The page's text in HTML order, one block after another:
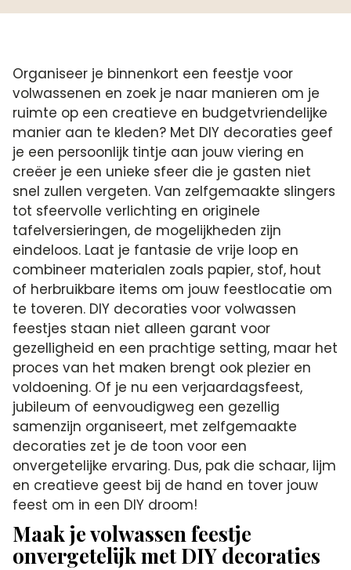
Organiseer je binnenkort een feestje voor
volwassenen en zoek je naar manieren om je
ruimte op een creatieve en budgetvriendelijke
manier aan te kleden? Met DIY decoraties geef
je een persoonlijk tintje aan jouw viering en
creëer je een unieke sfeer die je gasten niet
snel zullen vergeten. Van zelfgemaakte slingers
tot sfeervolle verlichting en originele
tafelversieringen, de mogelijkheden zijn
eindeloos. Laat je fantasie de vrije loop en
combineer materialen zoals papier, stof, hout
of herbruikbare items om jouw feestlocatie om
te toveren. DIY decoraties voor volwassen
feestjes staan niet alleen garant voor
gezelligheid en een prachtige setting, maar het
proces van het maken brengt ook plezier en
voldoening. Of je nu een verjaardagsfeest,
jubileum of eenvoudigweg een gezellig
samenzijn organiseert, met zelfgemaakte
decoraties zet je de toon voor een
onvergetelijke ervaring. Dus, pak die schaar, lijm
en creatieve geest bij de hand en tover jouw
feest om in een DIY droom!
Maak je volwassen feestje
onvergetelijk met DIY decoraties